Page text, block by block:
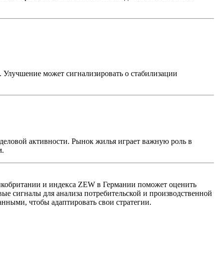
может сигнализировать о стабилизации
активности. Рынок жилья играет важную роль в
и индекса ZEW в Германии поможет оценить
для анализа потребительской и производственной
чтобы адаптировать свои стратегии.